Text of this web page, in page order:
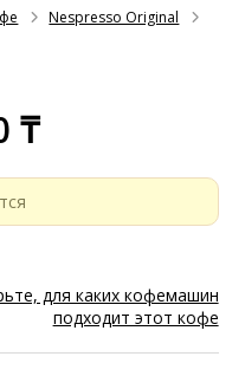
Nespresso Original
₸
для каких кофемашин
подходит этот кофе